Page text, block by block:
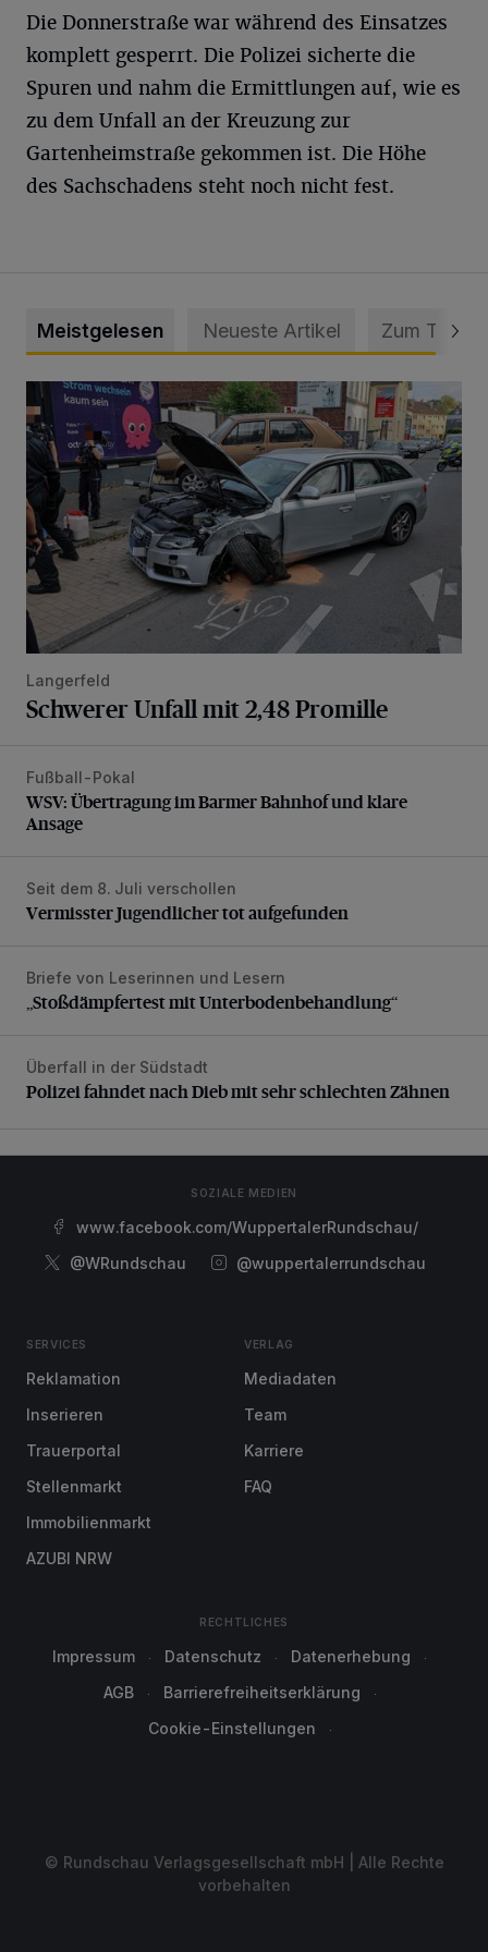
Die Donnerstraße war während des Einsatzes
komplett gesperrt. Die Polizei sicherte die
Spuren und nahm die Ermittlungen auf, wie es
zu dem Unfall an der Kreuzung zur
Gartenheimstraße gekommen ist. Die Höhe
des Sachschadens steht noch nicht fest.
Meistgelesen Neueste Artikel Zum Thema
Schwerer Unfall mit 2,48 Promille
Langerfeld
Schwerer Unfall mit 2,48 Promille
WSV: Übertragung im Barmer Bahnhof und klare Ansage
Fußball-Pokal
WSV: Übertragung im Barmer Bahnhof und klare
Ansage
Vermisster Jugendlicher tot aufgefunden
Seit dem 8. Juli verschollen
Vermisster Jugendlicher tot aufgefunden
„Stoßdämpfertest mit Unterbodenbehandlung“
Briefe von Leserinnen und Lesern
„Stoßdämpfertest mit Unterbodenbehandlung“
Polizei fahndet nach Dieb mit sehr schlechten Zähnen
Überfall in der Südstadt
Polizei fahndet nach Dieb mit sehr schlechten Zähnen
SOZIALE MEDIEN
www.facebook.com/WuppertalerRundschau/
@WRundschau
@wuppertalerrundschau
SERVICES
Reklamation
Inserieren
Trauerportal
Stellenmarkt
Immobilienmarkt
AZUBI NRW
VERLAG
Mediadaten
Team
Karriere
FAQ
RECHTLICHES
Impressum Datenschutz
Datenerhebung
AGB
Barrierefreiheitserklärung
Cookie-Einstellungen
© Rundschau Verlagsgesellschaft mbH | Alle Rechte
vorbehalten